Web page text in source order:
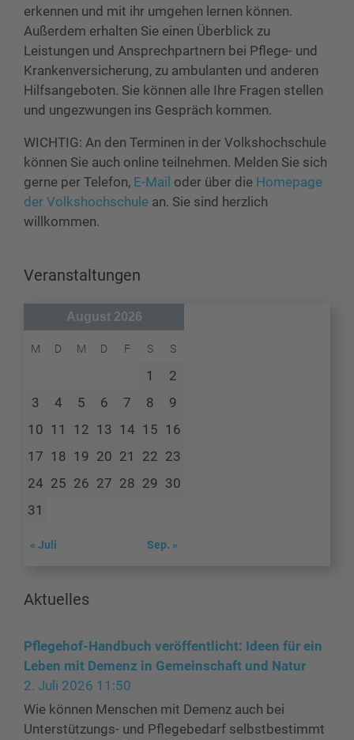
erkennen und mit ihr umgehen lernen können.
Außerdem erhalten Sie einen Überblick zu
Leistungen und Ansprechpartnern bei Pflege- und
Krankenversicherung, zu ambulanten und anderen
Hilfsangeboten. Sie können alle Ihre Fragen stellen
und ungezwungen ins Gespräch kommen.
WICHTIG: An den Terminen in der Volkshochschule
können Sie auch online teilnehmen. Melden Sie sich
gerne per Telefon, E-Mail oder über die Homepage
der Volkshochschule an. Sie sind herzlich
willkommen.
Veranstaltungen
August 2026
M D M D F S S
1
2
3
4 5 6 7 8
9
10 11 12 13 14 15 16
17 18 19 20 21 22 23
24 25 26 27 28 29 30
31
« Juli Sep. »
Aktuelles
Pflegehof-Handbuch veröffentlicht: Ideen für ein
Leben mit Demenz in Gemeinschaft und Natur
2. Juli 2026 11:50
Wie können Menschen mit Demenz auch bei
Unterstützungs- und Pflegebedarf selbstbestimmt